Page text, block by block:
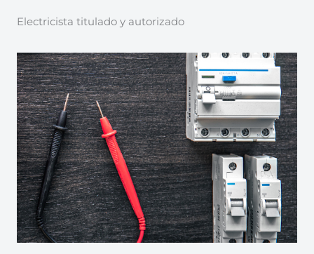
Electricista titulado y autorizado